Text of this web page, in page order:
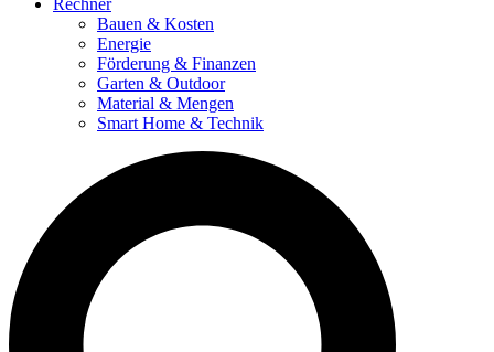
Rechner
Bauen & Kosten
Energie
Förderung & Finanzen
Garten & Outdoor
Material & Mengen
Smart Home & Technik